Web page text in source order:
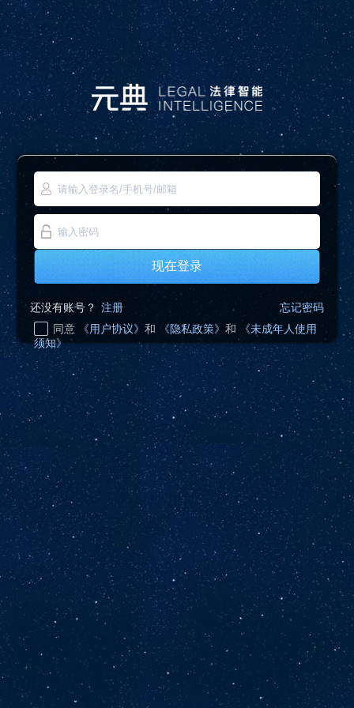
现在登录
还没有账号？ 注册
忘记密码
同意
《用户协议》 和 《隐私政策》 和
《未成年人使用
须知》